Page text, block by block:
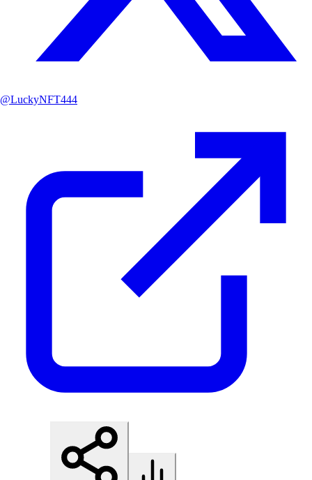
@LuckyNFT444